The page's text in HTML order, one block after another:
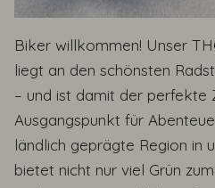
Biker willkommen! Unser
liegt an den schönsten
– und ist damit der perfekte
Ausgangspunkt für
ländlich geprägte Region in
bietet nicht nur viel Grün